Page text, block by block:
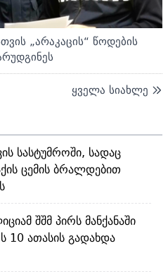
„არაკაცის“ წოდების
ყველა სიახლე
სასტუმროში, სადაც
ცემის ბრალდებით
შშმ პირს მანქანაში
10 ათასის გადახდა